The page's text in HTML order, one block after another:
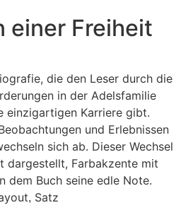
einer Freiheit
die den Leser durch die
in der Adelsfamilie
einzigartigen Karriere gibt.
und Erlebnissen
sich ab. Dieser Wechsel
dargestellt, Farbakzente mit
dem Buch seine edle Note.
, Satz